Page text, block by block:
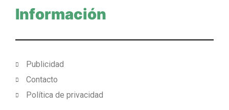
Información
Publicidad
Contacto
Política de privacidad